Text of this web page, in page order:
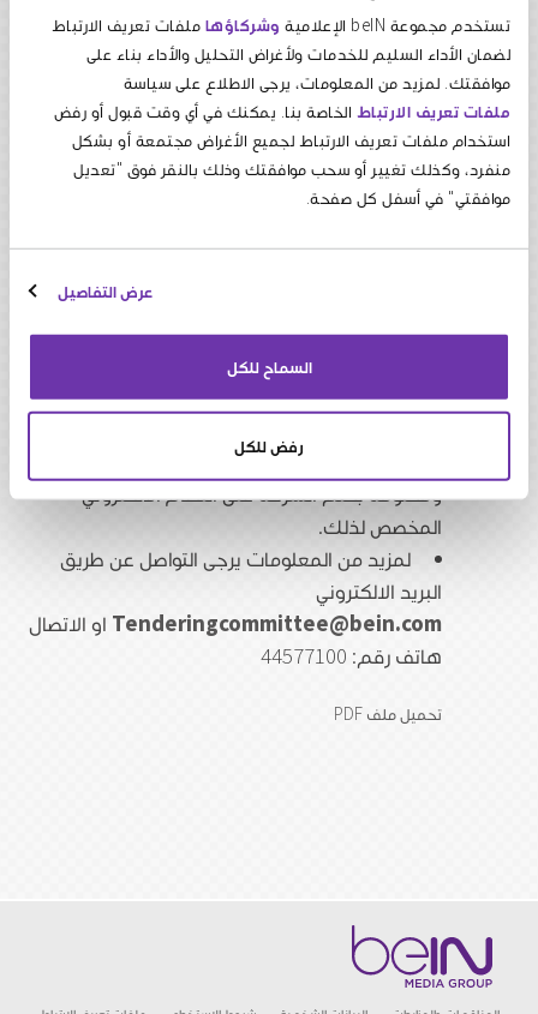
تستخدم مجموعة beIN الإعلامية
وشركاؤها ملفات تعريف الارتباط
لضمان الأداء السليم للخدمات ولأغراض التحليل والأداء بناء على
موافقتك. لمزيد من المعلومات، يرجى الاطلاع على سياسة
ملفات تعريف الارتباط الخاصة بنا. يمكنك في أي وقت قبول أو رفض
استخدام ملفات تعريف الارتباط لجميع الأغراض مجتمعة أو بشكل
منفرد، وكذلك تغيير أو سحب موافقتك وذلك بالنقر فوق "تعديل
موافقتي" في أسفل كل صفحة.
عرض التفاصيل
السماح للكل
رفض للكل
Swift Code
MAFRQAQA
IBAN
QA95MAFR000000000003118566207
Account Name
beIN
Account Currency
QAR
صادر من أحد البنوك المحلية أو المعتمدة في دولة
قطر وساري المفعول لمدة (120) يوماً من تاريخ
تكون مدة سريان العطاء (90) يوماً من تاريخ
تقدم العطاءات منفصلة (فني / مالي) موقعة
ومختومة بختم الشركة على النظام الالكتروني
المخصص لذلك.
لمزيد من المعلومات يرجى التواصل عن طريق
البريد الالكتروني
Tenderingcommittee@bein.com او الاتصال
هاتف رقم: 44577100
تحميل ملف PDF